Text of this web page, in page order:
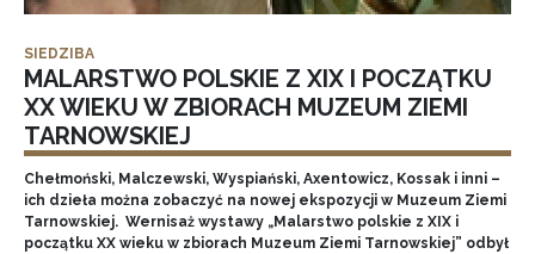
SIEDZIBA
MALARSTWO POLSKIE Z XIX I POCZĄTKU
XX WIEKU W ZBIORACH MUZEUM ZIEMI
TARNOWSKIEJ
Chełmoński, Malczewski, Wyspiański, Axentowicz, Kossak i inni –
ich dzieła można zobaczyć na nowej ekspozycji w Muzeum Ziemi
Tarnowskiej. Wernisaż wystawy „Malarstwo polskie z XIX i
początku XX wieku w zbiorach Muzeum Ziemi Tarnowskiej” odbył